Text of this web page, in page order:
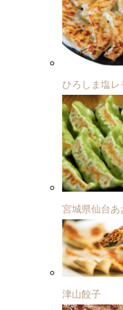
ひろしま塩
宮城県仙台
津山餃子